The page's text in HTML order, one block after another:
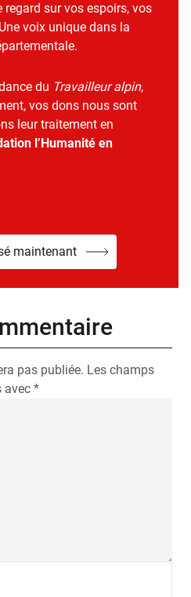
sur vos espoirs, vos
voix unique dans la
du Travailleur alpin,
vos dons nous sont
leur traitement en
l’Humanité en
maintenant
pas publiée. Les champs
avec *